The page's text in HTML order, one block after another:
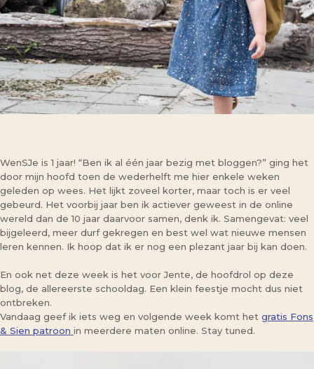
WenSJe is 1 jaar! “Ben ik al één jaar bezig met bloggen?” ging het
door mijn hoofd toen de wederhelft me hier enkele weken
geleden op wees. Het lijkt zoveel korter, maar toch is er veel
gebeurd. Het voorbij jaar ben ik actiever geweest in de online
wereld dan de 10 jaar daarvoor samen, denk ik. Samengevat: veel
bijgeleerd, meer durf gekregen en best wel wat nieuwe mensen
leren kennen. Ik hoop dat ik er nog een plezant jaar bij kan doen.
En ook net deze week is het voor Jente, de hoofdrol op deze
blog, de allereerste schooldag. Een klein feestje mocht dus niet
ontbreken.
Vandaag geef ik iets weg en volgende week komt het gratis Fons
& Sien patroon in meerdere maten online. Stay tuned.